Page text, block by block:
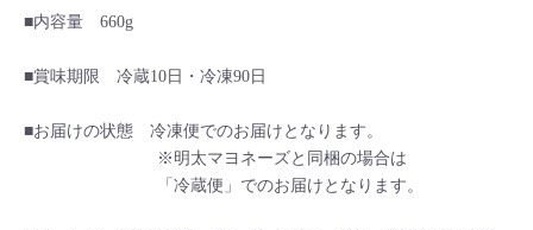
■内容量 660g
■賞味期限 冷蔵10日・冷凍90日
■お届けの状態 冷凍便でのお届けとなります。
※明太マヨネーズと同梱の場合は
「冷蔵便」でのお届けとなります。